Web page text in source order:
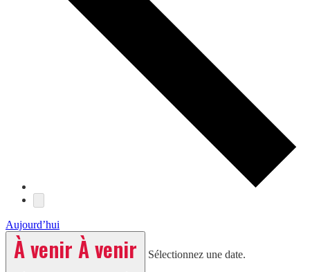
Aujourd’hui
À venir À venir Sélectionnez une date.